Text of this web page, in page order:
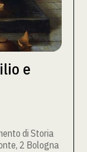
e
di Storia
2 Bologna